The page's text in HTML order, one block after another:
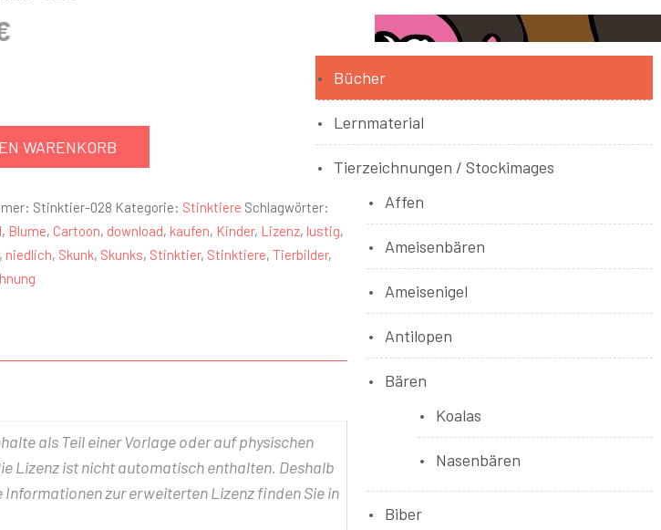
WARENKORB
Stinktier-028 Kategorie: Stinktiere Schlagwörter:
, Blume, Cartoon, download, kaufen, Kinder, Lizenz, lustig,
, niedlich, Skunk, Skunks, Stinktier, Stinktiere, Tierbilder,
als Teil einer Vorlage oder auf physischen
Lizenz ist nicht automatisch enthalten. Deshalb
zur erweiterten Lizenz finden Sie in
Bücher
Lernmaterial
Tierzeichnungen / Stockimages
Affen
Ameisenbären
Ameisenigel
Antilopen
Bären
Koalas
Nasenbären
Biber